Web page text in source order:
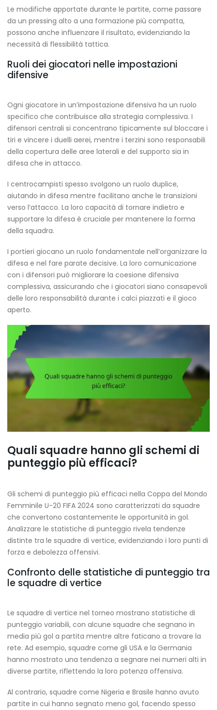
Le modifiche apportate durante le partite, come passare
da un pressing alto a una formazione più compatta,
possono anche influenzare il risultato, evidenziando la
necessità di flessibilità tattica.
Ruoli dei giocatori nelle impostazioni
difensive
Ogni giocatore in un’impostazione difensiva ha un ruolo
specifico che contribuisce alla strategia complessiva. I
difensori centrali si concentrano tipicamente sul bloccare i
tiri e vincere i duelli aerei, mentre i terzini sono responsabili
della copertura delle aree laterali e del supporto sia in
difesa che in attacco.
I centrocampisti spesso svolgono un ruolo duplice,
aiutando in difesa mentre facilitano anche le transizioni
verso l’attacco. La loro capacità di tornare indietro e
supportare la difesa è cruciale per mantenere la forma
della squadra.
I portieri giocano un ruolo fondamentale nell’organizzare la
difesa e nel fare parate decisive. La loro comunicazione
con i difensori può migliorare la coesione difensiva
complessiva, assicurando che i giocatori siano consapevoli
delle loro responsabilità durante i calci piazzati e il gioco
aperto.
Quali squadre hanno gli schemi di
punteggio più efficaci?
Gli schemi di punteggio più efficaci nella Coppa del Mondo
Femminile U-20 FIFA 2024 sono caratterizzati da squadre
che convertono costantemente le opportunità in gol.
Analizzare le statistiche di punteggio rivela tendenze
distinte tra le squadre di vertice, evidenziando i loro punti di
forza e debolezza offensivi.
Confronto delle statistiche di punteggio tra
le squadre di vertice
Le squadre di vertice nel torneo mostrano statistiche di
punteggio variabili, con alcune squadre che segnano in
media più gol a partita mentre altre faticano a trovare la
rete. Ad esempio, squadre come gli USA e la Germania
hanno mostrato una tendenza a segnare nei numeri alti in
diverse partite, riflettendo la loro potenza offensiva.
Al contrario, squadre come Nigeria e Brasile hanno avuto
partite in cui hanno segnato meno gol, facendo spesso